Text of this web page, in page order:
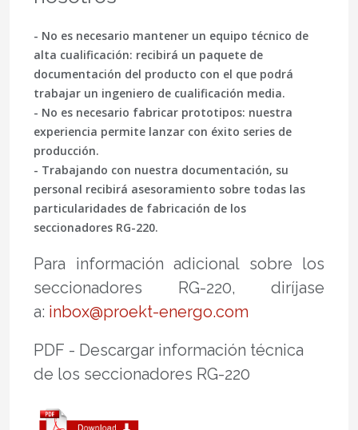
- No es necesario mantener un equipo técnico de
alta cualificación: recibirá un paquete de
documentación del producto con el que podrá
trabajar un ingeniero de cualificación media.
- No es necesario fabricar prototipos: nuestra
experiencia permite lanzar con éxito series de
producción.
- Trabajando con nuestra documentación, su
personal recibirá asesoramiento sobre todas las
particularidades de fabricación de los
seccionadores RG-220.
Para información adicional sobre los
seccionadores RG-220, diríjase
a: inbox@proekt-energo.com
PDF - Descargar información técnica
de los seccionadores RG-220